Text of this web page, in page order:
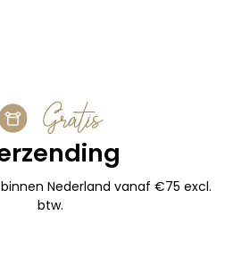
Gratis
Nederland vanaf €75 excl.
btw.